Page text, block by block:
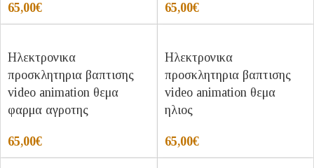
65,00€ 65,00€
Ηλεκτρονικα
προσκλητηρια βαπτισης
video animation θεμα
φαρμα αγροτης
65,00€
Ηλεκτρονικα
προσκλητηρια βαπτισης
video animation θεμα
ηλιος
65,00€